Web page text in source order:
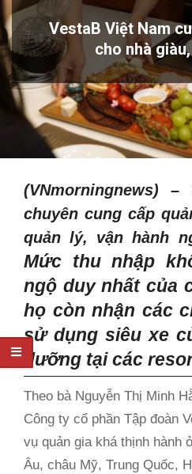
VestaB Việt Nam
cho nhà
(VNmorningnews) –
chuyên cung cấp
quản lý, vận hành
Mức thu nhập
ngộ duy nhất của
họ còn nhận các
sử dụng siêu xe
dưỡng tại các
Theo bà Nguyễn Thị Minh
Công ty cổ phần Tập đoàn
vụ quản gia khá thịnh hành
Âu, châu Mỹ, Trung Quốc,